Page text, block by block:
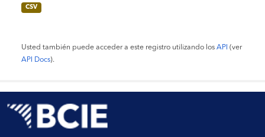
CSV
Usted también puede acceder a este registro utilizando los API (ver
API Docs).